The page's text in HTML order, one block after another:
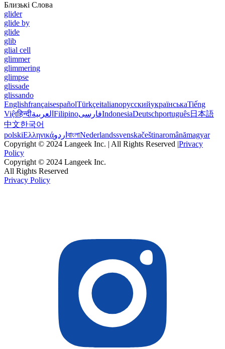
Близькі Слова
glider
glide by
glide
glib
glial cell
glimmer
glimmering
glimpse
glissade
glissando
EnglishfrançaisespañolTürkçeitalianoрусскийукраїнськаTiếng
Việtहिन्दीالعربية FilipinoفارسیIndonesiaDeutschportuguês日本語
中文한국어
polskiΕλληνικάاردو বাংলাNederlandssvenskačeštinaromânămagyar
Copyright © 2024 Langeek Inc. | All Rights Reserved |Privacy
Policy
Copyright © 2024 Langeek Inc.
All Rights Reserved
Privacy Policy